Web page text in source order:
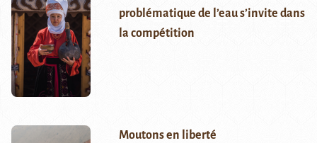
problématique de l’eau s’invite dans
la compétition
Moutons en liberté